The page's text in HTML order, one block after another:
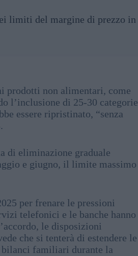
limiti del margine di prezzo in
prodotti non alimentari, come
l’inclusione di 25-30 categorie
essere ripristinato, “senza
di eliminazione graduale
e giugno, il limite massimo
per frenare le pressioni
telefonici e le banche hanno
le disposizioni
che si tenterà di estendere le
familiari durante la